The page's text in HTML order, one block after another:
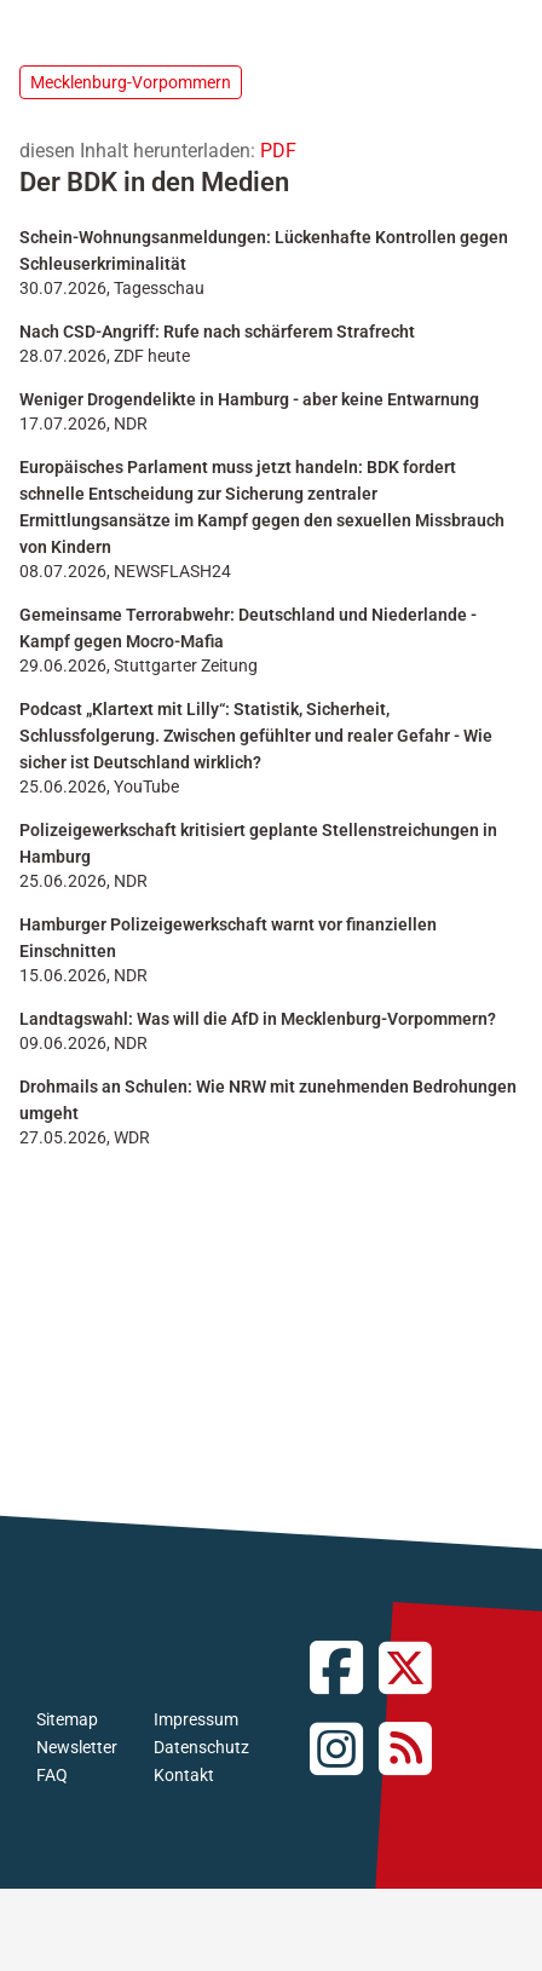
Mecklenburg-Vorpommern
diesen Inhalt herunterladen: PDF
Der BDK in den Medien
Schein-Wohnungsanmeldungen: Lückenhafte Kontrollen gegen
Schleuserkriminalität
30.07.2026, Tagesschau
Nach CSD-Angriff: Rufe nach schärferem Strafrecht
28.07.2026, ZDF heute
Weniger Drogendelikte in Hamburg - aber keine Entwarnung
17.07.2026, NDR
Europäisches Parlament muss jetzt handeln: BDK fordert
schnelle Entscheidung zur Sicherung zentraler
Ermittlungsansätze im Kampf gegen den sexuellen Missbrauch
von Kindern
08.07.2026, NEWSFLASH24
Gemeinsame Terrorabwehr: Deutschland und Niederlande -
Kampf gegen Mocro-Mafia
29.06.2026, Stuttgarter Zeitung
Podcast „Klartext mit Lilly“: Statistik, Sicherheit,
Schlussfolgerung. Zwischen gefühlter und realer Gefahr - Wie
sicher ist Deutschland wirklich?
25.06.2026, YouTube
Polizeigewerkschaft kritisiert geplante Stellenstreichungen in
Hamburg
25.06.2026, NDR
Hamburger Polizeigewerkschaft warnt vor finanziellen
Einschnitten
15.06.2026, NDR
Landtagswahl: Was will die AfD in Mecklenburg-Vorpommern?
09.06.2026, NDR
Drohmails an Schulen: Wie NRW mit zunehmenden Bedrohungen
umgeht
27.05.2026, WDR
FAQ
Newsletter
Sitemap
Kontakt
Datenschutz
Impressum